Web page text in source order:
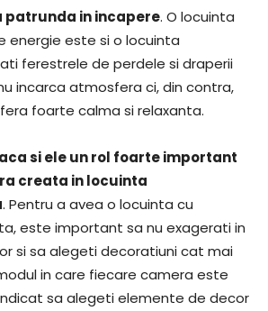
patrunda in incapere. O locuinta
energie este si o locuinta
ferestrele de perdele si draperii
incarca atmosfera ci, din contra,
foarte calma si relaxanta.
si ele un rol foarte important
creata in locuinta
. Pentru a avea o locuinta cu
este important sa nu exagerati in
si sa alegeti decoratiuni cat mai
in care fiecare camera este
sa alegeti elemente de decor